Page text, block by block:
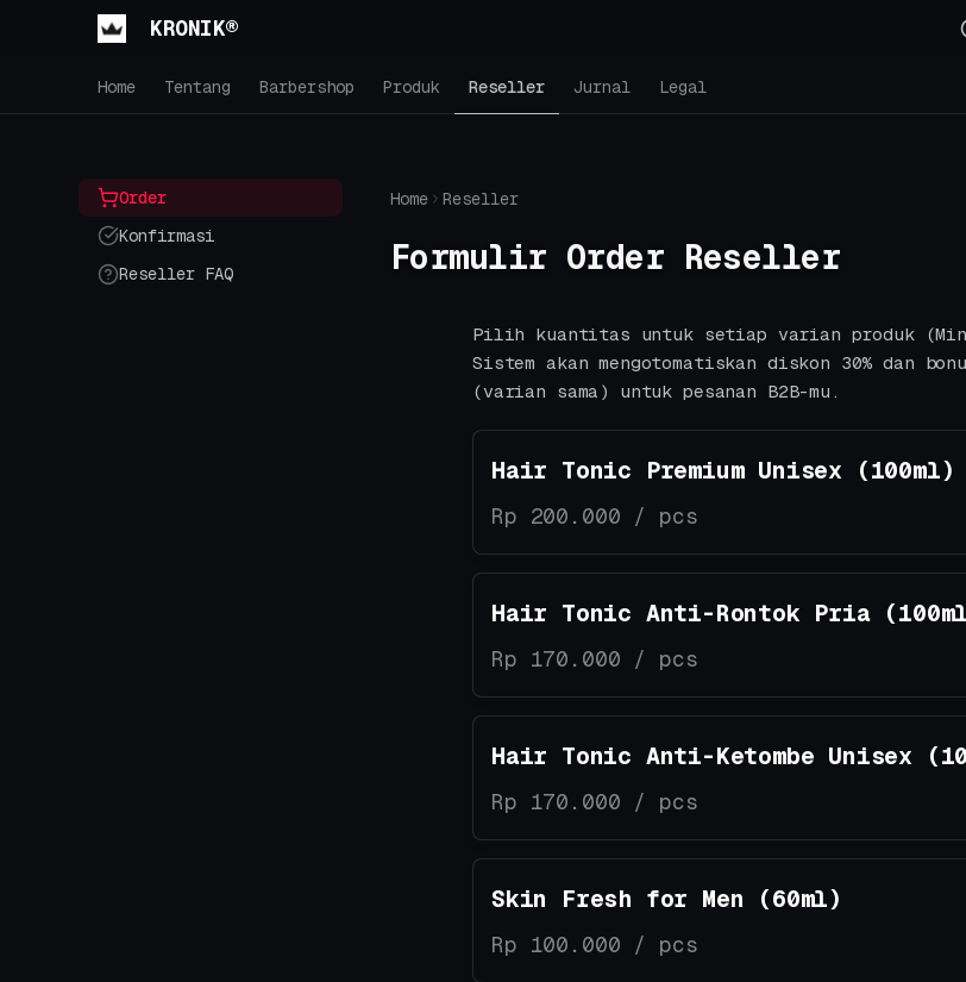
KRONIK®
Home Tentang Barbershop Produk Reseller Jurnal Legal
Order
Konfirmasi
Reseller FAQ
Home Reseller
Formulir Order Reseller
Pilih kuantitas untuk setiap varian produk
Sistem akan mengotomatiskan diskon 30% dan
(varian sama) untuk pesanan B2B-mu.
Hair Tonic Premium Unisex (100ml)
Rp 200.000 / pcs
Hair Tonic Anti-Rontok Pria
Rp 170.000 / pcs
Hair Tonic Anti-Ketombe Unisex
Rp 170.000 / pcs
Skin Fresh for Men (60ml)
Rp 100.000 / pcs